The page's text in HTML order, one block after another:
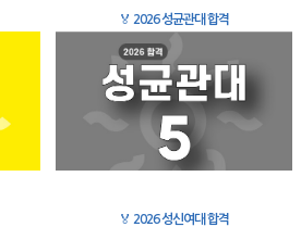
🏅 2026 성균관대 합격
🏅 2026 성신여대 합격